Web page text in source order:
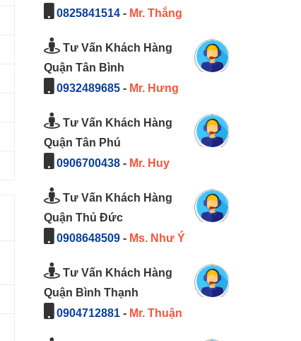
0825841514- Mr. Thắng
Tư Vấn Khách Hàng
Quận Tân Bình
0932489685- Mr. Hưng
Tư Vấn Khách Hàng
Quận Tân Phú
0906700438- Mr. Huy
Tư Vấn Khách Hàng
Quận Thủ Đức
0908648509- Ms. Như Ý
Tư Vấn Khách Hàng
Quận Bình Thạnh
0904712881- Mr. Thuận